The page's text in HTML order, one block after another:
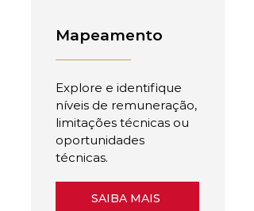
Mapeamento
Explore e identifique
níveis de remuneração,
limitações técnicas ou
oportunidades
técnicas.
SAIBA MAIS